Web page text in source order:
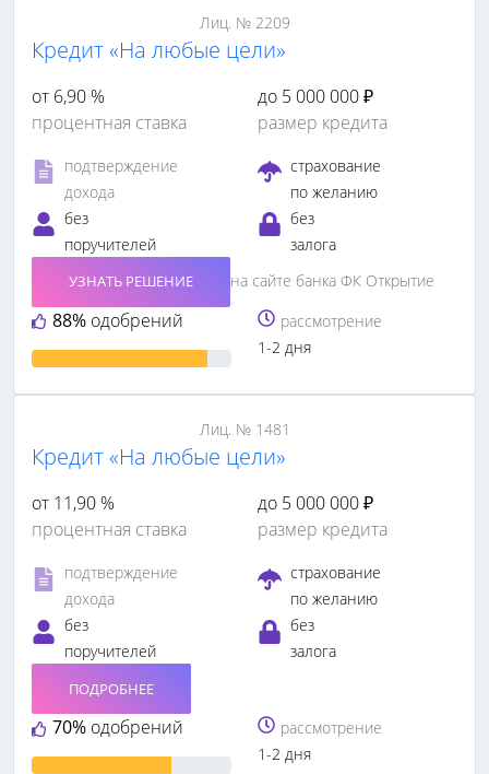
Лиц. № 2209
Кредит «На любые цели»
от 6,90 %
процентная ставка
до 5 000 000 ₽
размер кредита
подтверждение
дохода
страхование
по желанию
без
поручителей
без
залога
88% одобрений
УЗНАТЬ РЕШЕНИЕ
на сайте банка ФК Открытие
рассмотрение
1-2 дня
Лиц. № 1481
Кредит «На любые цели»
от 11,90 %
процентная ставка
до 5 000 000 ₽
размер кредита
подтверждение
дохода
страхование
по желанию
без
поручителей
без
залога
70% одобрений
ПОДРОБНЕЕ
рассмотрение
1-2 дня